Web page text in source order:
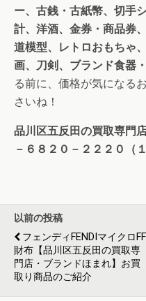
ー、古銭・古紙幣、切手
計、洋酒、金券・商品券
道模型、レトロおもちゃ
画、刀剣、ブランド食器
る前に、価格が気になる
さいね！
品川区五反田の買取専
－６８２０－２２２０（
以前の投稿
フェンディFENDIマイクロFF
財布【品川区五反田の買取専
門店・ブランドほまれ】お買
取り商品のご紹介